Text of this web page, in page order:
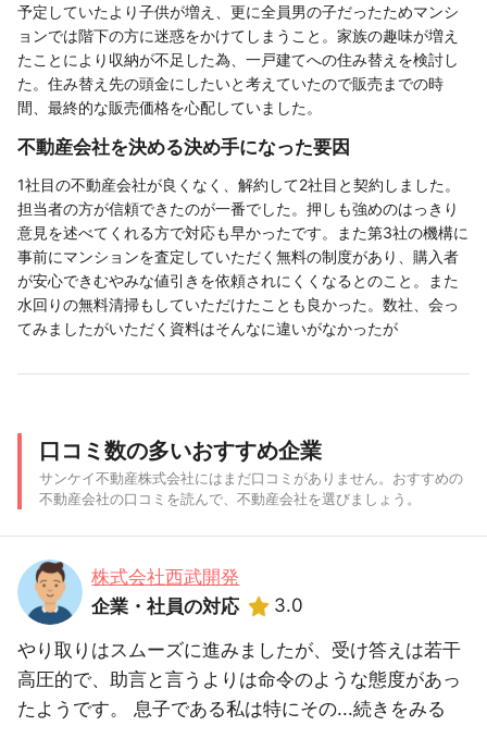
予定していたより子供が増え、更に全員男の子だったためマンシ
ョンでは階下の方に迷惑をかけてしまうこと。家族の趣味が増え
たことにより収納が不足した為、一戸建てへの住み替えを検討し
た。住み替え先の頭金にしたいと考えていたので販売までの時
間、最終的な販売価格を心配していました。
不動産会社を決める決め手になった要因
1社目の不動産会社が良くなく、解約して2社目と契約しました。
担当者の方が信頼できたのが一番でした。押しも強めのはっきり
意見を述べてくれる方で対応も早かったです。また第3社の機構に
事前にマンションを査定していただく無料の制度があり、購入者
が安心できむやみな値引きを依頼されにくくなるとのこと。また
水回りの無料清掃もしていただけたことも良かった。数社、会っ
てみましたがいただく資料はそんなに違いがなかったが
口コミ数の多いおすすめ企業
サンケイ不動産株式会社にはまだ口コミがありません。おすすめの
不動産会社の口コミを読んで、不動産会社を選びましょう。
株式会社西武開発
企業・社員の対応
3.0
やり取りはスムーズに進みましたが、受け答えは若干
高圧的で、助言と言うよりは命令のような態度があっ
たようです。 息子である私は特にその...続きをみる